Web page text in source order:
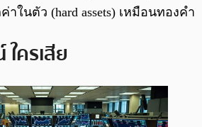
ในตัว (hard assets) เหมือนทองคำ
ใครเสีย